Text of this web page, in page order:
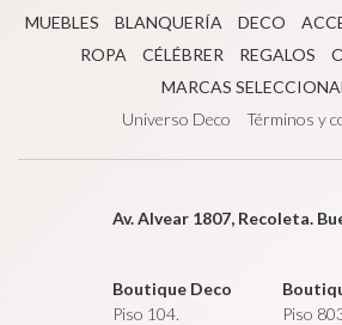
MUEBLES BLANQUERÍA DECO
ROPA
CÉLÉBRER REGALOS
MARCAS
Universo Deco
Términos y
Av. Alvear 1807, Recoleta.
Boutique Deco
Piso 104.
Piso